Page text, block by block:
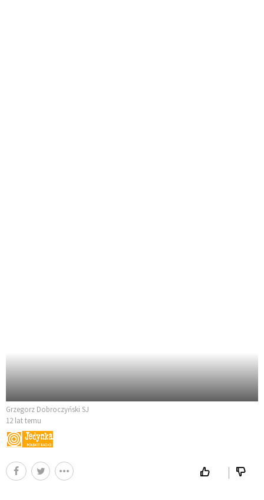
Grzegorz Dobroczyński SJ
12 lat temu